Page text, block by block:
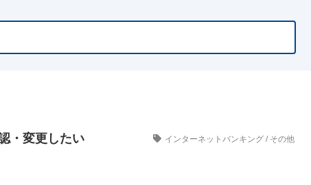
・変更したい インターネットバンキング /その他